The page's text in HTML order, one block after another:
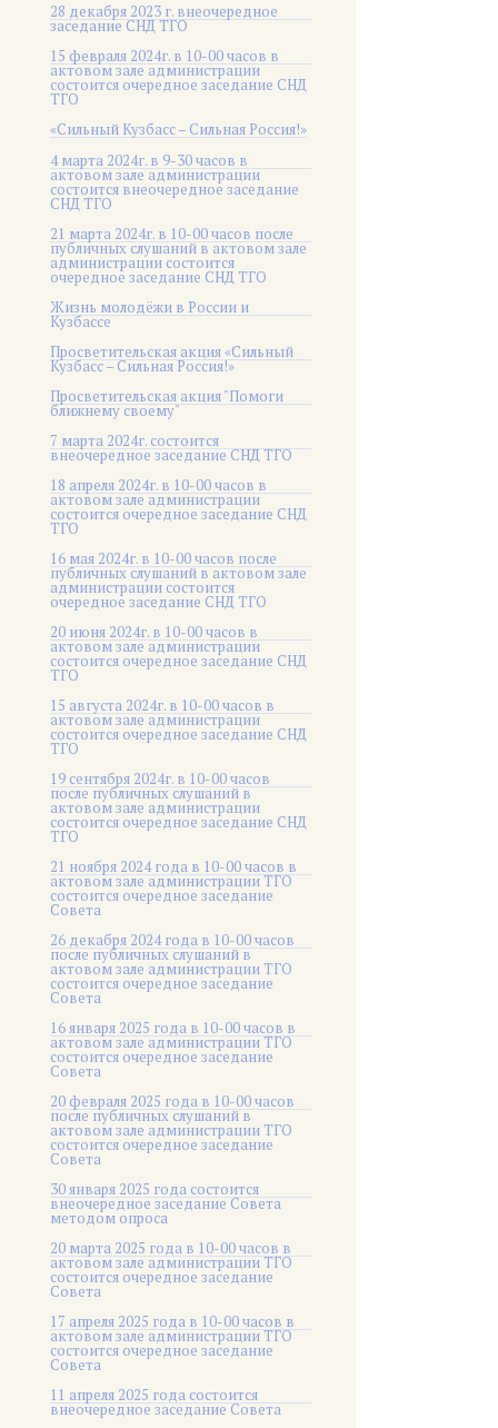
28 декабря 2023 г. внеочередное
заседание СНД ТГО
15 февраля 2024г. в 10-00 часов в
актовом зале администрации
состоится очередное заседание СНД
ТГО
«Сильный Кузбасс – Сильная Россия!»
4 марта 2024г. в 9-30 часов в
актовом зале администрации
состоится внеочередное заседание
СНД ТГО
21 марта 2024г. в 10-00 часов после
публичных слушаний в актовом зале
администрации состоится
очередное заседание СНД ТГО
Жизнь молодёжи в России и
Кузбассе
Просветительская акция «Сильный
Кузбасс – Сильная Россия!»
Просветительская акция "Помоги
ближнему своему"
7 марта 2024г. состоится
внеочередное заседание СНД ТГО
18 апреля 2024г. в 10-00 часов в
актовом зале администрации
состоится очередное заседание СНД
ТГО
16 мая 2024г. в 10-00 часов после
публичных слушаний в актовом зале
администрации состоится
очередное заседание СНД ТГО
20 июня 2024г. в 10-00 часов в
актовом зале администрации
состоится очередное заседание СНД
ТГО
15 августа 2024г. в 10-00 часов в
актовом зале администрации
состоится очередное заседание СНД
ТГО
19 сентября 2024г. в 10-00 часов
после публичных слушаний в
актовом зале администрации
состоится очередное заседание СНД
ТГО
21 ноября 2024 года в 10-00 часов в
актовом зале администрации ТГО
состоится очередное заседание
Совета
26 декабря 2024 года в 10-00 часов
после публичных слушаний в
актовом зале администрации ТГО
состоится очередное заседание
Совета
16 января 2025 года в 10-00 часов в
актовом зале администрации ТГО
состоится очередное заседание
Совета
20 февраля 2025 года в 10-00 часов
после публичных слушаний в
актовом зале администрации ТГО
состоится очередное заседание
Совета
30 января 2025 года состоится
внеочередное заседание Совета
методом опроса
20 марта 2025 года в 10-00 часов в
актовом зале администрации ТГО
состоится очередное заседание
Совета
17 апреля 2025 года в 10-00 часов в
актовом зале администрации ТГО
состоится очередное заседание
Совета
11 апреля 2025 года состоится
внеочередное заседание Совета